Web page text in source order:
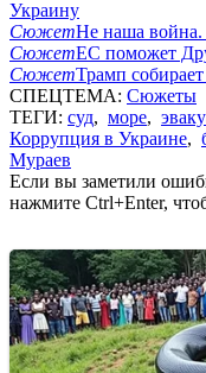
Украину
СюжетНе наша
СюжетЕС поможет
СюжетТрамп
СПЕЦТЕМА: Сюжеты
ТЕГИ: суд, море,
Коррупция в Украине,
Мураев
Если вы заметили
нажмите Ctrl+Enter,